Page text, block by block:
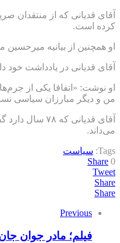
آقای قدیانی که از منتقدان
کرده است.
او همچنین از بیانیه
آقای قدیانی در یادداشت خود
او نوشت: «اتفاقا یکی از
من و دیگر مبارزان سیاسی
آقای
می‌داند.
Tags: سیاست
Share 0
Tweet
Share
Share
Previous
فیلم؛ مادر جوان